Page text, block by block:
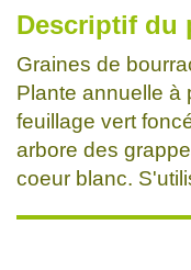
Descriptif du
Graines de
Plante annuelle à
feuillage vert
arbore des
coeur blanc.